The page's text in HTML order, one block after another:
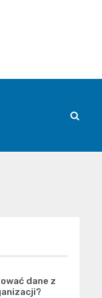
dane z